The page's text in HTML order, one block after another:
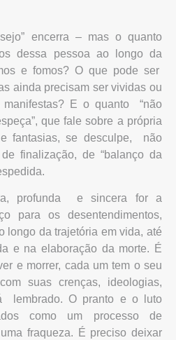
encerra – mas o quanto
dessa pessoa ao longo da
e fomos? O que pode ser
ainda precisam ser vividas ou
manifestas? E o quanto “não
que fale sobre a própria
fantasias, se desculpe, não
finalização, de “balanço da
profunda e sincera for a
para os desentendimentos,
longo da trajetória em vida, até
e na elaboração da morte. É
e morrer, cada um tem o seu
suas crenças, ideologias,
lembrado. O pranto e o luto
como um processo de
fraqueza. É preciso deixar